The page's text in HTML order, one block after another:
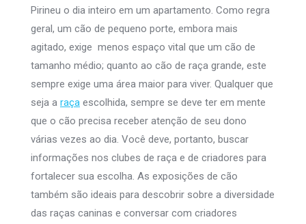
Pirineu o dia inteiro em um apartamento. Como regra
geral, um cão de pequeno porte, embora mais
agitado, exige menos espaço vital que um cão de
tamanho médio; quanto ao cão de raça grande, este
sempre exige uma área maior para viver. Qualquer que
seja a raça escolhida, sempre se deve ter em mente
que o cão precisa receber atenção de seu dono
várias vezes ao dia. Você deve, portanto, buscar
informações nos clubes de raça e de criadores para
fortalecer sua escolha. As exposições de cão
também são ideais para descobrir sobre a diversidade
das raças caninas e conversar com criadores